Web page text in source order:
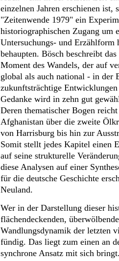
einzelnen Jahren erschienen
"Zeitenwende 1979" ein
historiographischen Zugang um
Untersuchungs- und Erzählform
behaupten. Bösch beschreibt
Moment des Wandels, der auf
global als auch national - in der
zukunftsträchtige
Gedanke wird in zehn gut
Deren thematischer Bogen
Afghanistan über die zweite
von Harrisburg bis hin zur
Somit stellt jedes Kapitel einen
auf seine strukturelle
diese Analysen auf einer
für die deutsche Geschichte
Neuland.
Wer in der Darstellung dieser
flächendeckenden,
Wandlungsdynamik der letzten
fündig. Das liegt zum einen an
synchrone Ansatz mit sich